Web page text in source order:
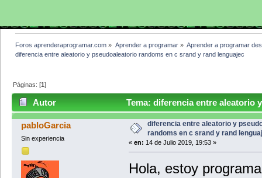
Foros aprenderaprogramar.com » Aprender a programar» Aprender a programar
diferencia entre aleatorio y pseudoaleatorio randoms en c srand y rand lenguajec
Páginas: [1]
Autor
Tema: diferencia entre aleatorio
lenguajec (Leído 7636 veces)
pabloGarcia
Sin experiencia
diferencia entre aleatorio y
randoms en c srand y rand
« en: 14 de Julio 2019, 19:53 »
Hola, estoy